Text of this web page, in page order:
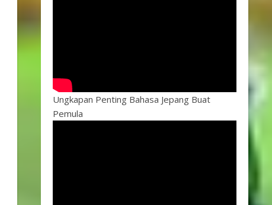
Ungkapan Penting Bahasa Jepang Buat
Pemula